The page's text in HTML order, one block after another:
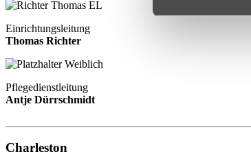
Einrichtungsleitung
Thomas Richter
Pflegedienstleitung
Antje Dürrschmidt
Charleston